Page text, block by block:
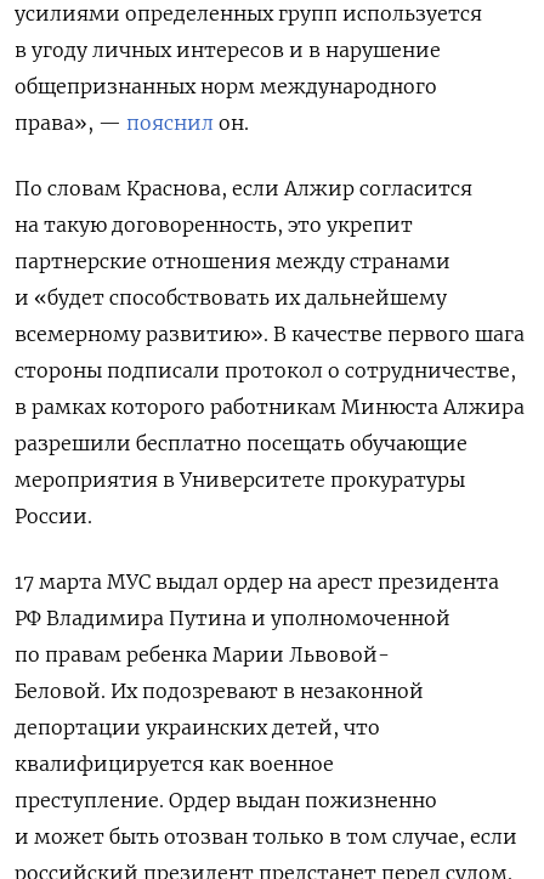
усилиями определенных групп используется
в угоду личных интересов и в нарушение
общепризнанных норм международного
права», — пояснил он.
По словам Краснова, если Алжир согласится
на такую договоренность, это укрепит
партнерские отношения между странами
и «будет способствовать их дальнейшему
всемерному развитию». В качестве первого шага
стороны подписали протокол о сотрудничестве,
в рамках которого работникам Минюста Алжира
разрешили бесплатно посещать обучающие
мероприятия в Университете прокуратуры
России.
17 марта МУС выдал ордер на арест президента
РФ Владимира Путина и уполномоченной
по правам ребенка Марии Львовой-
Беловой. Их подозревают в незаконной
депортации украинских детей, что
квалифицируется как военное
преступление. Ордер выдан пожизненно
и может быть отозван только в том случае, если
российский президент предстанет перед судом.